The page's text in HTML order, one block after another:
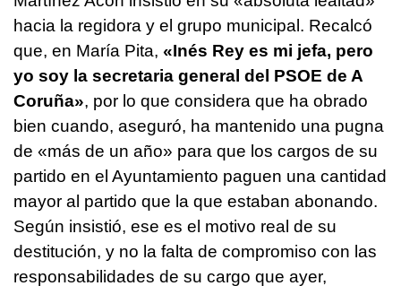
hacia la regidora y el grupo municipal. Recalcó
que, en María Pita, «Inés Rey es mi jefa, pero
yo soy la secretaria general del PSOE de A
Coruña», por lo que considera que ha obrado
bien cuando, aseguró, ha mantenido una pugna
de «más de un año» para que los cargos de su
partido en el Ayuntamiento paguen una cantidad
mayor al partido que la que estaban abonando.
Según insistió, ese es el motivo real de su
destitución, y no la falta de compromiso con las
responsabilidades de su cargo que ayer,